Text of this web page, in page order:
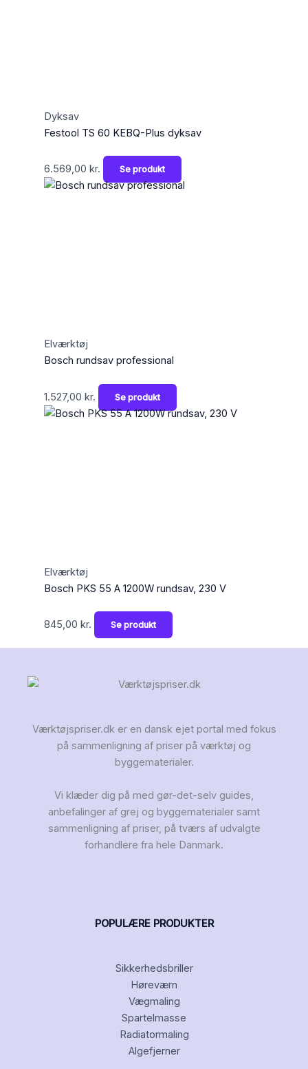
Dyksav
Festool TS 60 KEBQ-Plus dyksav
6.569,00 kr. Se produkt
Elværktøj
Bosch rundsav professional
1.527,00 kr. Se produkt
Elværktøj
Bosch PKS 55 A 1200W rundsav, 230 V
845,00 kr. Se produkt
Værktøjspriser.dk er en dansk ejet portal med fokus
på sammenligning af priser på værktøj og
byggematerialer.
Vi klæder dig på med gør-det-selv guides,
anbefalinger af grej og byggematerialer samt
sammenligning af priser, på tværs af udvalgte
forhandlere fra hele Danmark.
POPULÆRE PRODUKTER
Sikkerhedsbriller
Høreværn
Vægmaling
Spartelmasse
Radiatormaling
Algefjerner